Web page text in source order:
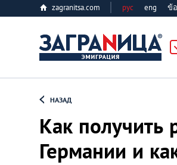
zagranitsa.com рус eng ข้
НАЗАД
Как получить
Германии и